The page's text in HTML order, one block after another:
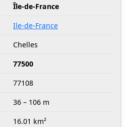
Île-de-France
Ile-de-France
Chelles
77500
77108
36 – 106 m
16.01 km²